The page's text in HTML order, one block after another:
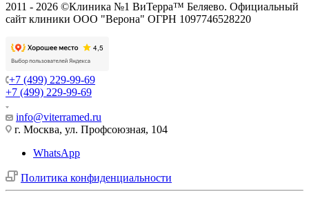
2011 - 2026 ©Клиника №1 ВиТерра™ Беляево. Официальный
сайт клиники ООО "Верона" ОГРН 1097746528220
+7 (499) 229-99-69
+7 (499) 229-99-69
info@viterramed.ru
г. Москва, ул. Профсоюзная, 104
WhatsApp
Политика конфиденциальности